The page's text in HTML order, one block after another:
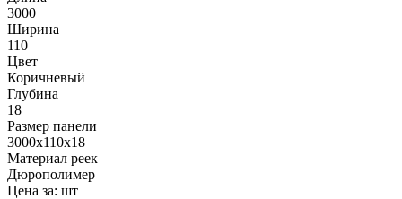
3000
Ширина
110
Цвет
Коричневый
Глубина
18
Размер панели
3000x110x18
Материал реек
Дюрополимер
Цена за: шт